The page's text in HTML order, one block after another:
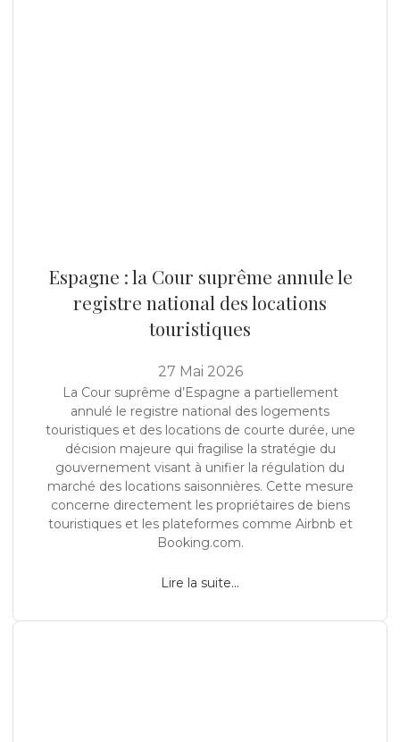
Espagne : la Cour suprême annule le
registre national des locations
touristiques
27 Mai 2026
La Cour suprême d’Espagne a partiellement
annulé le registre national des logements
touristiques et des locations de courte durée, une
décision majeure qui fragilise la stratégie du
gouvernement visant à unifier la régulation du
marché des locations saisonnières. Cette mesure
concerne directement les propriétaires de biens
touristiques et les plateformes comme Airbnb et
Booking.com.
Lire la suite...